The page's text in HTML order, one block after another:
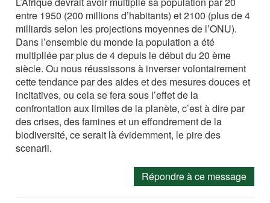
entre 1950 (200 millions d’habitants) et 2100 (plus de 4
milliards selon les projections moyennes de l’ONU).
Dans l’ensemble du monde la population a été
multipliée par plus de 4 depuis le début du 20 ème
siècle. Ou nous réussissons à inverser volontairement
cette tendance par des aides et des mesures douces et
incitatives, ou cela se fera sous l’effet de la
confrontation aux limites de la planète, c’est à dire par
des crises, des famines et un effondrement de la
biodiversité, ce serait là évidemment, le pire des
scenarii.
Répondre à ce message